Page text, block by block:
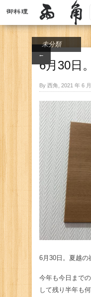
←
未分類
6月30日。
By 西角, 2021 年 6
6月30日。夏越の
今年も今日まで
して残り半年も